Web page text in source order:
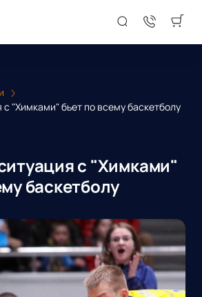
с "Химками" бьет по всему баскетболу
с "Химками"
баскетболу